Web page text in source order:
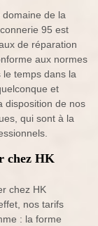
domaine de la
95 est
de réparation
aux normes
le temps dans la
et
disposition de nos
qui sont à la
chez HK
chez HK
nos tarifs
: la forme